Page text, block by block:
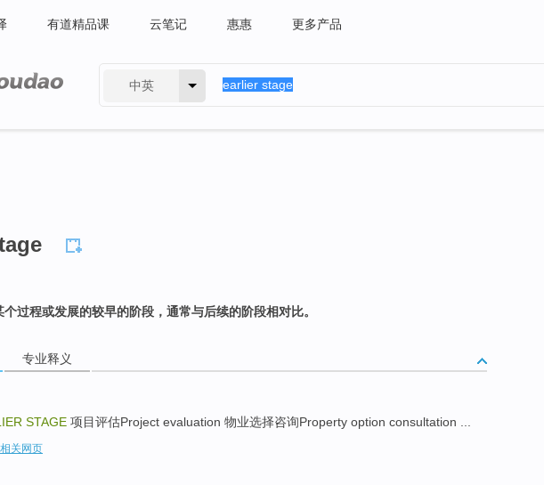
有道精品课 云笔记 惠惠 更多产品
中英
过程或发展的较早的阶段，通常与后续的阶段相对比。
专业释义
STAGE 项目评估Project evaluation 物业选择咨询Property option consultation ...
相关网页